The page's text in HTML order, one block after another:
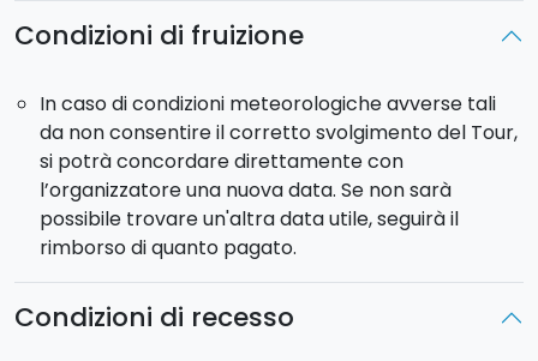
Condizioni di fruizione
In caso di condizioni meteorologiche avverse tali
da non consentire il corretto svolgimento del Tour,
si potrà concordare direttamente con
l’organizzatore una nuova data. Se non sarà
possibile trovare un'altra data utile, seguirà il
rimborso di quanto pagato.
Condizioni di recesso